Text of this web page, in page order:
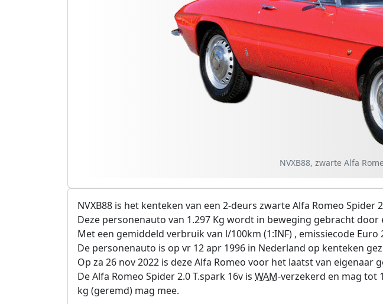
NVXB88, zwarte Alfa
NVXB88 is het kenteken van een 2-deurs zwarte Alfa Romeo Spider
Deze personenauto van 1.297 Kg wordt in beweging gebracht door
Met een gemiddeld verbruik van l/100km (1:INF) , emissiecode Euro
De personenauto is op vr 12 apr 1996 in Nederland op kenteken
Op za 26 nov 2022 is deze Alfa Romeo voor het laatst van eigenaar
De Alfa Romeo Spider 2.0 T.spark 16v is WAM-verzekerd en mag tot
kg (geremd) mag mee.